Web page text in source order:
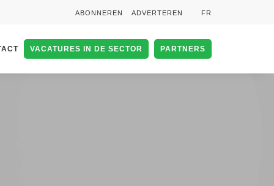
ABONNEREN ADVERTEREN FR
VACATURES IN DE SECTOR PARTNERS